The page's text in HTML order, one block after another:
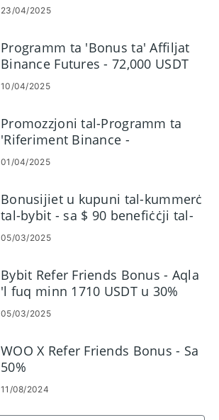
Kummissjoni
23/04/2025
Programm ta 'Bonus ta' Affiljat
Binance Futures - 72,000 USDT
10/04/2025
Promozzjoni tal-Programm ta
'Riferiment Binance -
Kummissjoni Sa 40%
01/04/2025
Bonusijiet u kupuni tal-kummerċ
tal-bybit - sa $ 90 benefiċċji tal-
utent
05/03/2025
Bybit Refer Friends Bonus - Aqla
'l fuq minn 1710 USDT u 30%
Kummissjoni
05/03/2025
WOO X Refer Friends Bonus - Sa
50%
11/08/2024